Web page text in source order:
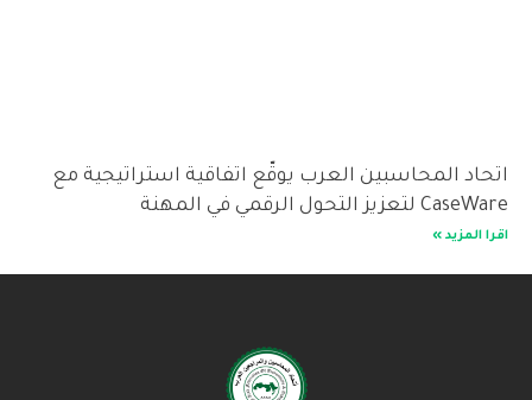
اتحاد المحاسبين العرب يوقّع اتفاقية استراتيجية مع
CaseWare لتعزيز التحول الرقمي في المهنة
اقرا المزيد »